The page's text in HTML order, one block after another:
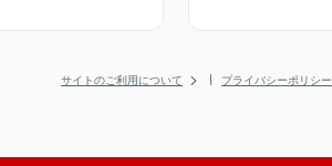
サイトのご利用について プライバシーポリシー